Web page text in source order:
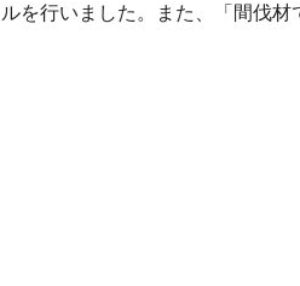
行いました。また、「間伐材